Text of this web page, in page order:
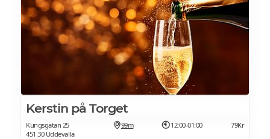
Kerstin på Torget
Kungsgatan 25
451 30 Uddevalla
99m 12:00-01:00 79Kr